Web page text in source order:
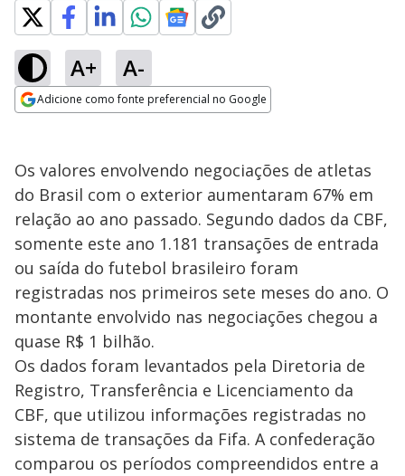
A+ A-
Adicione como fonte preferencial no Google
Os valores envolvendo negociações de atletas
do Brasil com o exterior aumentaram 67% em
relação ao ano passado. Segundo dados da CBF,
somente este ano 1.181 transações de entrada
ou saída do futebol brasileiro foram
registradas nos primeiros sete meses do ano. O
montante envolvido nas negociações chegou a
quase R$ 1 bilhão.
Os dados foram levantados pela Diretoria de
Registro, Transferência e Licenciamento da
CBF, que utilizou informações registradas no
sistema de transações da Fifa. A confederação
comparou os períodos compreendidos entre a